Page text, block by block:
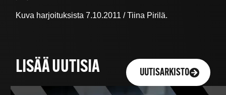
Kuva harjoituksista 7.10.2011 / Tiina Pirilä.
LISÄÄ UUTISIA UUTISARKISTO